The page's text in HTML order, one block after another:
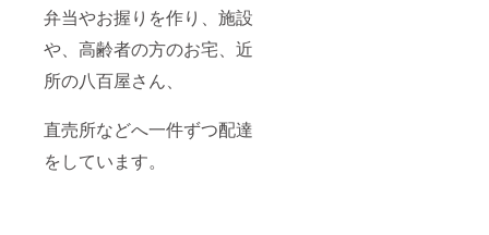
弁当やお握りを作り、施設
や、高齢者の方のお宅、近
所の八百屋さん、
直売所などへ一件ずつ配達
をしています。